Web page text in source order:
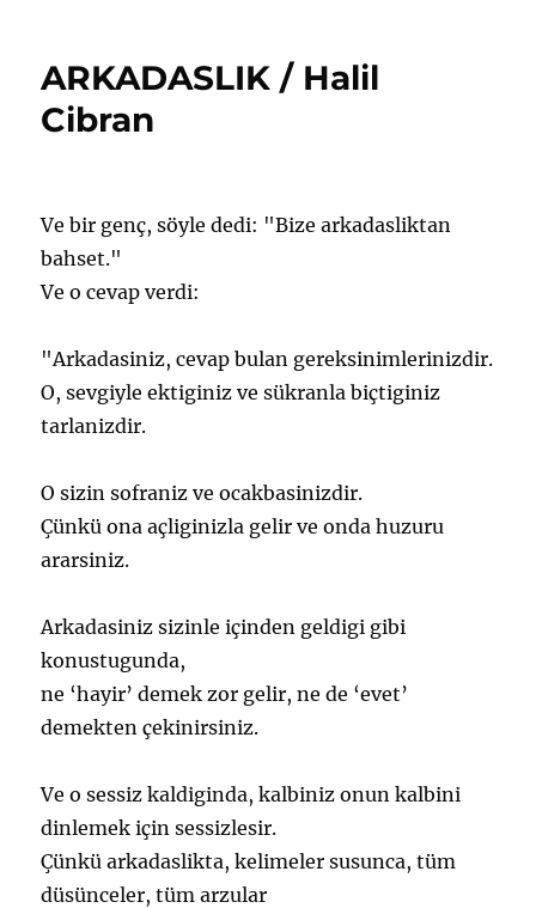
Cibran
ARKADASLIK / Halil
Cibran
Ve bir genç, söyle dedi: "Bize arkadasliktan
bahset."
Ve o cevap verdi:
"Arkadasiniz, cevap bulan gereksinimlerinizdir.
O, sevgiyle ektiginiz ve sükranla biçtiginiz
tarlanizdir.
O sizin sofraniz ve ocakbasinizdir.
Çünkü ona açliginizla gelir ve onda huzuru
ararsiniz.
Arkadasiniz sizinle içinden geldigi gibi
konustugunda,
ne ‘hayir’ demek zor gelir, ne de ‘evet’
demekten çekinirsiniz.
Ve o sessiz kaldiginda, kalbiniz onun kalbini
dinlemek için sessizlesir.
Çünkü arkadaslikta, kelimeler susunca, tüm
düsünceler, tüm arzular